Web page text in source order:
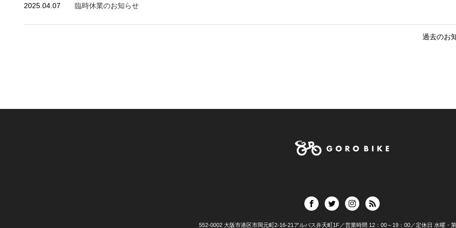
2025.04.07 臨時休業のお知らせ
過去のお
552-0002 大阪市港区市岡元町2-16-21アルバス弁天町1F／営業時間 12：00～19：00／定休日 水曜・